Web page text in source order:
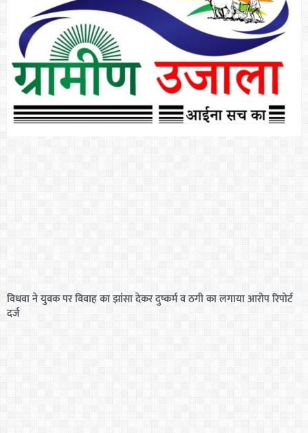
विधवा ने युवक पर विवाह का झांसा देकर दुष्कर्म व ठगी का लगाया आरोप रिपोर्ट
दर्ज